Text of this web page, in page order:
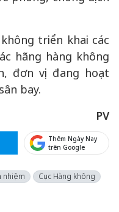
triển khai các
hãng hàng không
đơn vị đang hoạt
bay.
PV
Thêm Ngày Nay
trên Google
nhiệm Cục Hàng không